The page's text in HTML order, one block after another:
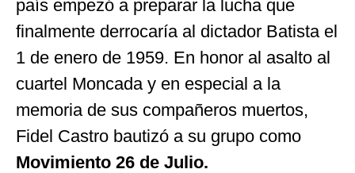
país empezó a preparar la lucha que
finalmente derrocaría al dictador Batista el
1 de enero de 1959. En honor al asalto al
cuartel Moncada y en especial a la
memoria de sus compañeros muertos,
Fidel Castro bautizó a su grupo como
Movimiento 26 de Julio.